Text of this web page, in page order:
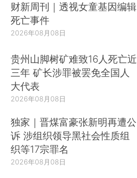
财新周刊｜透视女童基因编辑
死亡事件
2026年08月08日
贵州山脚树矿难致16人死亡近
三年 矿长涉罪被罢免全国人
大代表
2026年08月08日
独家｜晋煤富豪张新明再遭公
诉 涉组织领导黑社会性质组
织等17宗罪名
2026年08月08日